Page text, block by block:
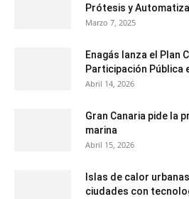
Prótesis y
Marzo 7, 2025
Enagás lanza el Plan
Participación Pública
Abril 14, 2026
Gran Canaria pide la
marina
Abril 15, 2026
Islas de calor
ciudades con